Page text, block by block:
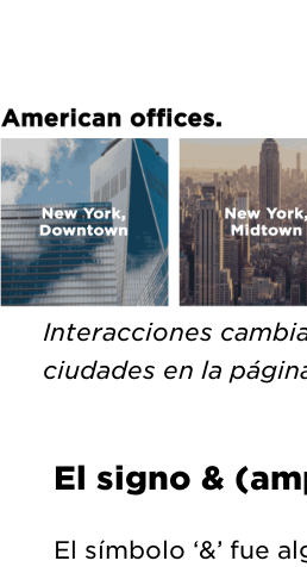
Interacciones
ciudades en la
El signo &
El símbolo ‘&’ fue